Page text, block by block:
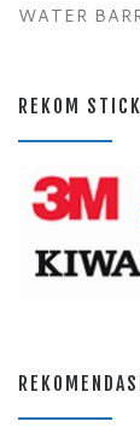
WATER
REKOM